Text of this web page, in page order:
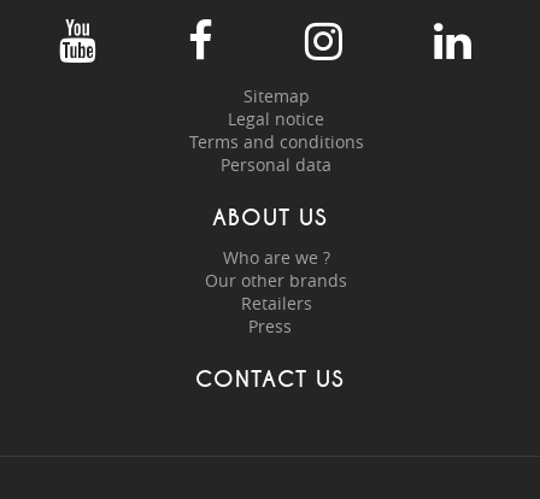
Sitemap
Legal notice
Terms and conditions
Personal data
ABOUT US
Who are we ?
Our other brands
Retailers
Press
CONTACT US